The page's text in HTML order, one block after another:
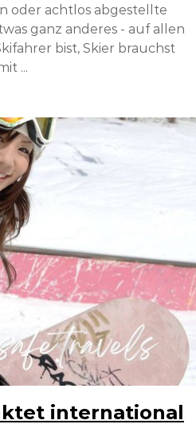
oder achtlos abgestellte
ganz anderes - auf allen
bist, Skier brauchst
...
international